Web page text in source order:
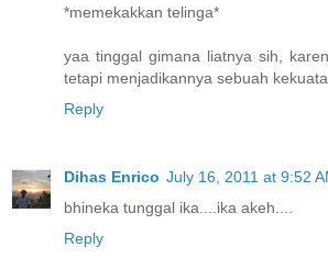
*memekakkan telinga*
yaa tinggal gimana liatnya sih,
tetapi menjadikannya sebuah
Reply
Dihas Enrico July 16, 2011 at 9:52
bhineka tunggal ika....ika akeh....
Reply